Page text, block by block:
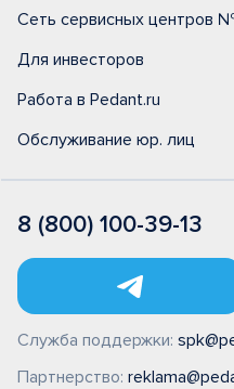
Сеть сервисных центров
Для инвесторов
Работа в Pedant.ru
Обслуживание юр. лиц
8 (800) 100-39-13
Служба поддержки:
Партнерство: